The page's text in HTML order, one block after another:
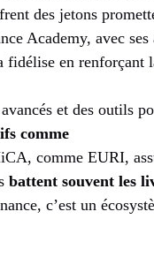
des jetons
Academy, avec ses
fidélise en renforçant
et des outils
comme
comme EURI,
battent souvent les
c’est un